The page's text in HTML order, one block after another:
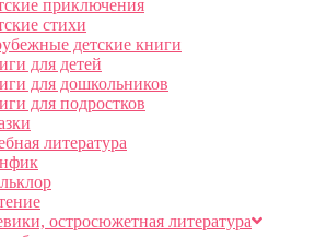
приключения
стихи
детские книги
для детей
для дошкольников
для подростков
литература
остросюжетная литература